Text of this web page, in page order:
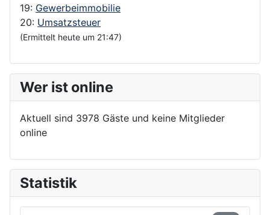
19: Gewerbeimmobilie
20: Umsatzsteuer
(Ermittelt heute um 21:47)
Wer ist online
Aktuell sind 3978 Gäste und keine Mitglieder
online
Statistik